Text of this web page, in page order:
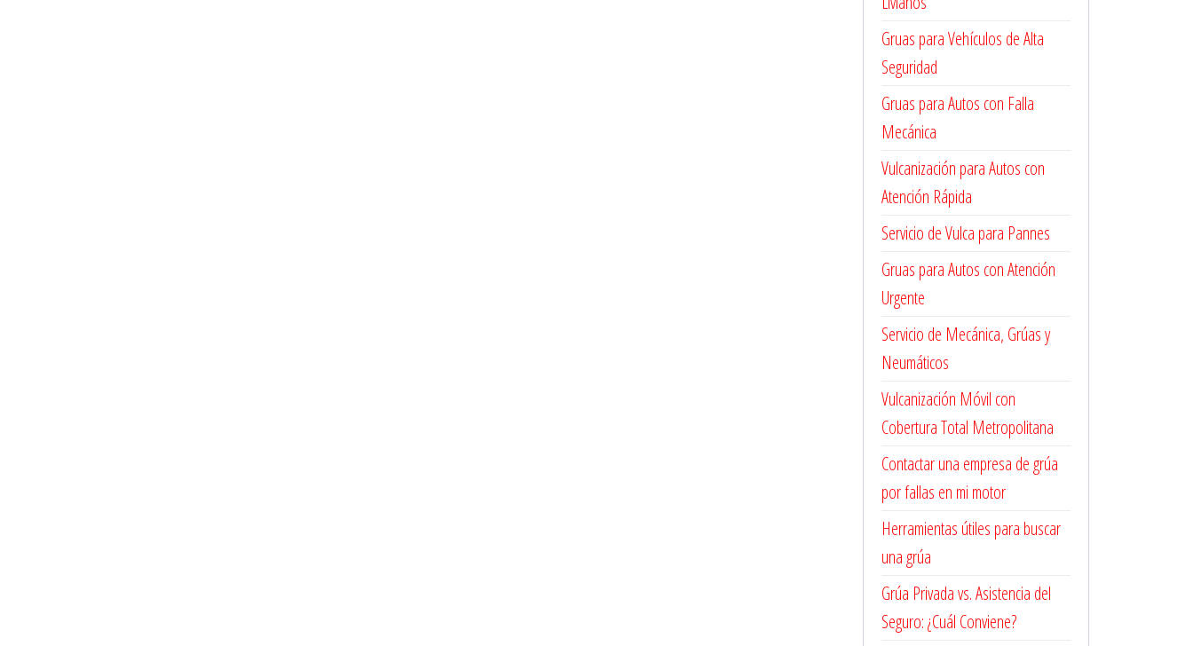
Gruas para Vehículos de Alta
Seguridad
Gruas para Autos con Falla
Mecánica
Vulcanización para Autos con
Atención Rápida
Servicio de Vulca para Pannes
Gruas para Autos con Atención
Urgente
Servicio de Mecánica, Grúas y
Neumáticos
Vulcanización Móvil con
Cobertura Total Metropolitana
Contactar una empresa de grúa
por fallas en mi motor
Herramientas útiles para buscar
una grúa
Grúa Privada vs. Asistencia del
Seguro: ¿Cuál Conviene?